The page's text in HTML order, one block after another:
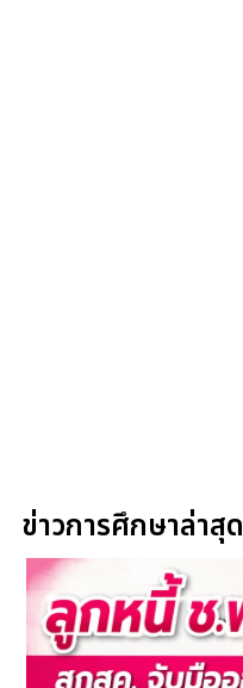
ข่าวการศึกษาล่าสุด